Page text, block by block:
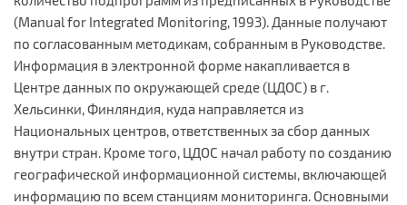
(Manual for Integrated Monitoring, 1993). Данные получают
по согласованным методикам, собранным в Руководстве.
Информация в электронной форме накапливается в
Центре данных по окружающей среде (ЦДОС) в г.
Хельсинки, Финляндия, куда направляется из
Национальных центров, ответственных за сбор данных
внутри стран. Кроме того, ЦДОС начал работу по созданию
географической информационной системы, включающей
информацию по всем станциям мониторинга. Основными